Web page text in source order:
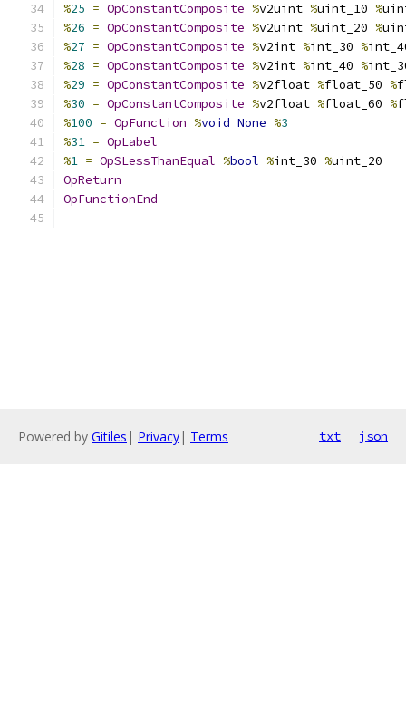
%25 = OpConstantComposite %v2uint %uint_10 %
%26 = OpConstantComposite %v2uint %uint_20 %
%27 = OpConstantComposite %v2int %int_30 %
%28 = OpConstantComposite %v2int %int_40 %
%29 = OpConstantComposite %v2float %float_50 %
%30 = OpConstantComposite %v2float %float_60 %
%100 = OpFunction %void None %3
%31 = OpLabel
%1 = OpSLessThanEqual %bool %int_30 %uint_20
OpReturn
OpFunctionEnd
Powered by Gitiles | Privacy| Terms txt json